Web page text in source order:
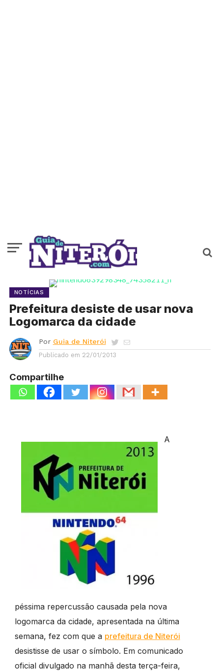
NOTÍCIAS
Prefeitura desiste de usar nova
Logomarca da cidade
Por Guia de Niterói
Publicado em 22/01/2013
Compartilhe
A
péssima repercussão causada pela nova
logomarca da cidade, apresentada na última
semana, fez com que a prefeitura de Niterói
desistisse de usar o símbolo. Em comunicado
oficial divulgado na manhã desta terça-feira,